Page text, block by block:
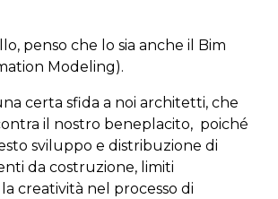
penso che lo sia anche il Bim
Modeling).
certa sfida a noi architetti, che
il nostro beneplacito, poiché
sviluppo e distribuzione di
da costruzione, limiti
creatività nel processo di